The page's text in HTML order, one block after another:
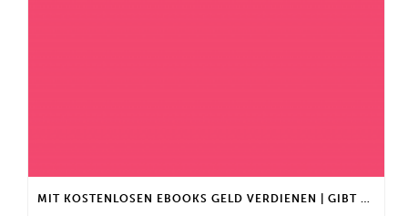
MIT KOSTENLOSEN EBOOKS GELD VERDIENEN | GIBT ES EINEN MAXIMALEN ANLAGEBETRAG?